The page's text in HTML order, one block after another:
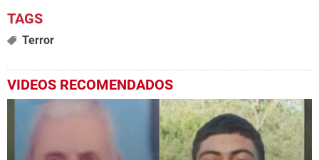
Terror
VIDEOS RECOMENDADOS